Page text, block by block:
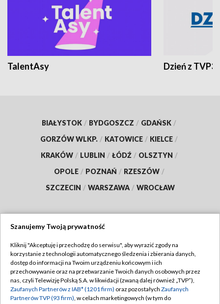
TalentAsy Dzień z TVP3
BIAŁYSTOK / BYDGOSZCZ / GDAŃSK /
GORZÓW WLKP. / KATOWICE / KIELCE /
KRAKÓW / LUBLIN / ŁÓDŹ / OLSZTYN /
OPOLE / POZNAŃ / RZESZÓW /
SZCZECIN / WARSZAWA / WROCŁAW
TVP
Abonament TVP
Emisja w TVP
Regulamin TVP
Polityka prywatności
Szanujemy Twoją prywatność
Kliknij "Akceptuję i przechodzę do serwisu", aby wyrazić zgody na
korzystanie z technologii automatycznego śledzenia i zbierania danych,
dostęp do informacji na Twoim urządzeniu końcowym i ich
przechowywanie oraz na przetwarzanie Twoich danych osobowych przez
nas, czyli Telewizję Polską S.A. w likwidacji (zwaną dalej również „TVP”),
Zaufanych Partnerów z IAB* (1201 firm) oraz pozostałych Zaufanych
Partnerów TVP (93 firm), w celach marketingowych (w tym do